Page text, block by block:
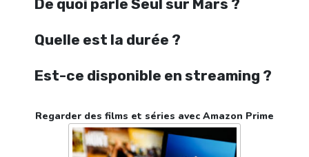
De quoi parle Seul sur Mars ?
Quelle est la durée ?
Est-ce disponible en streaming ?
Regarder des films et séries avec Amazon Prime